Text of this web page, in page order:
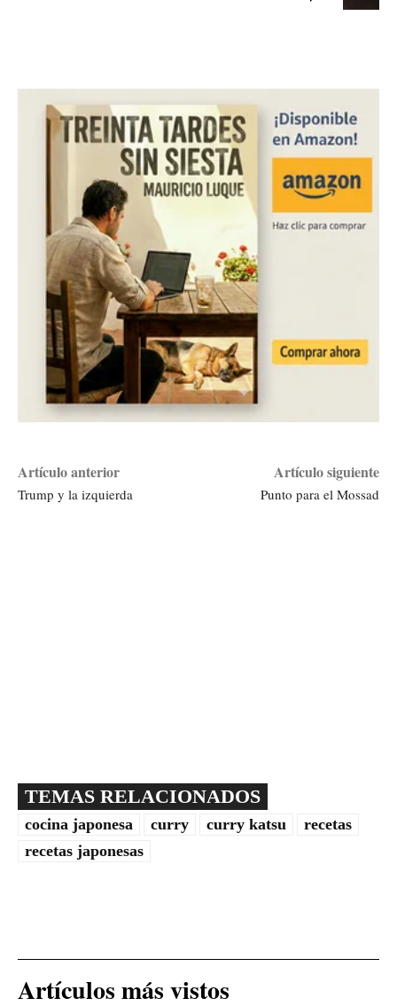
Artículo anterior
Trump y la izquierda
Artículo siguiente
Punto para el Mossad
TEMAS RELACIONADOS
cocina japonesa curry curry katsu
recetas
recetas japonesas
Artículos más vistos